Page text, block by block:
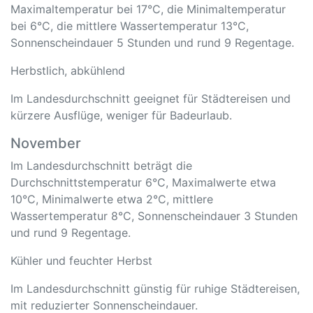
Maximaltemperatur bei 17°C, die Minimaltemperatur
bei 6°C, die mittlere Wassertemperatur 13°C,
Sonnenscheindauer 5 Stunden und rund 9 Regentage.
Herbstlich, abkühlend
Im Landesdurchschnitt geeignet für Städtereisen und
kürzere Ausflüge, weniger für Badeurlaub.
November
Im Landesdurchschnitt beträgt die
Durchschnittstemperatur 6°C, Maximalwerte etwa
10°C, Minimalwerte etwa 2°C, mittlere
Wassertemperatur 8°C, Sonnenscheindauer 3 Stunden
und rund 9 Regentage.
Kühler und feuchter Herbst
Im Landesdurchschnitt günstig für ruhige Städtereisen,
mit reduzierter Sonnenscheindauer.